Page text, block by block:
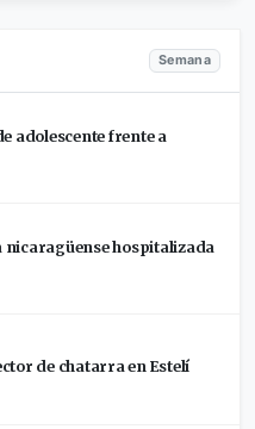
Semana
adolescente frente a
nicaragüense hospitalizada
de chatarra en Estelí